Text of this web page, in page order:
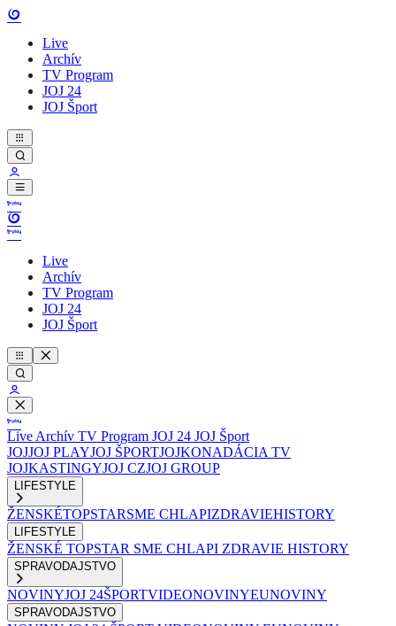
Live
Archív
TV Program
JOJ 24
JOJ Šport
Live
Archív
TV Program
JOJ 24
JOJ Šport
Live Archív TV Program JOJ 24 JOJ Šport
JOJJOJ PLAYJOJ ŠPORTJOJKONADÁCIA TV
JOJKASTINGYJOJ CZJOJ GROUP
LIFESTYLE
ŽENSKÉTOPSTARSME CHLAPIZDRAVIEHISTORY
LIFESTYLE
ŽENSKÉ TOPSTAR SME CHLAPI ZDRAVIE HISTORY
SPRAVODAJSTVO
NOVINYJOJ 24ŠPORTVIDEONOVINYEUNOVINY
SPRAVODAJSTVO